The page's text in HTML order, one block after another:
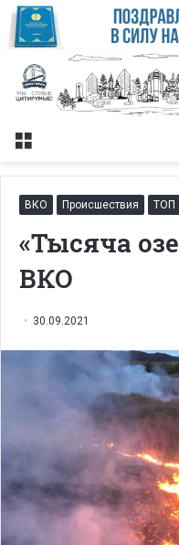
Меню
ВКО Происшествия ТОП
«Тысяча
ВКО
30.09.2021